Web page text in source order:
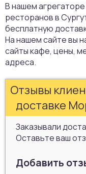
В нашем
ресторанов в
бесплатную
На нашем сайте вы
сайты кафе, цены,
адреса.
Отзывы
доставке
Заказывали
Оставьте ваш
Добавить